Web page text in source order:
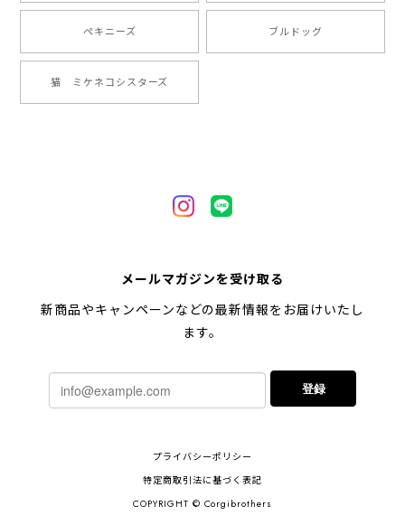
2024/05/04
【 柴犬 毛色3色】マグカップ お家用 プレゼント コーギーブラザーズ 犬 うちの子
2024/02/10
した！とても早い対応でありがとうございました。 プ
レゼント用だったけど自分用にも買いたいと思います。
ありがとうございました！！！
ペキニーズ ブルドッグ
猫 ミケネコシスターズ
メールマガジンを受け取る
新商品やキャンペーンなどの最新情報をお届けいたし
ます。
登録
プライバシーポリシー
特定商取引法に基づく表記
COPYRIGHT © Corgibrothers